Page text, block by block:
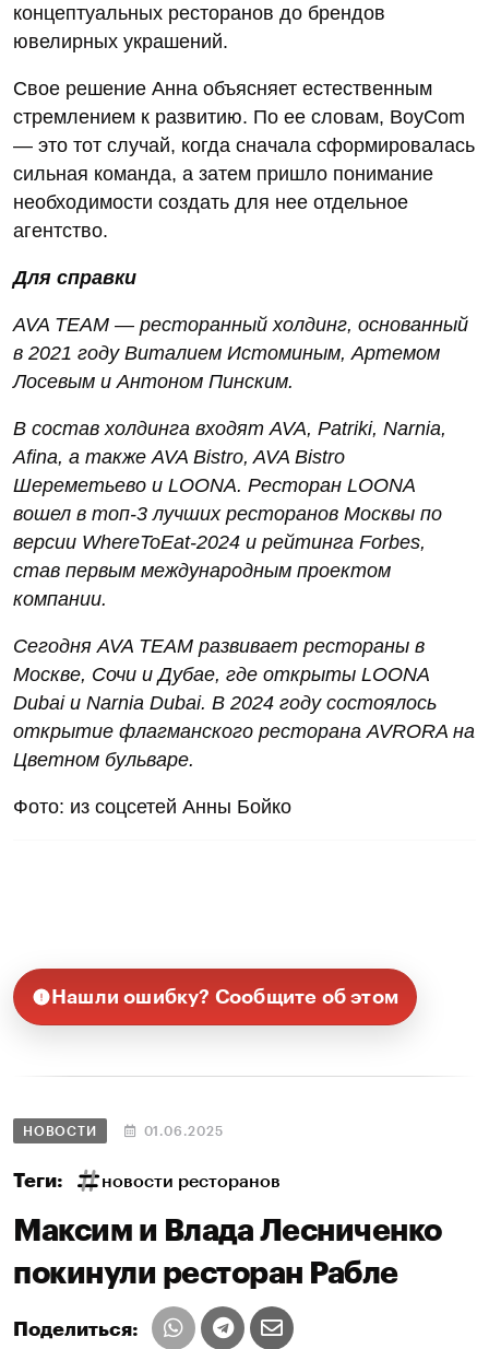
концептуальных ресторанов до брендов
ювелирных украшений.
Свое решение Анна объясняет естественным
стремлением к развитию. По ее словам, BoyCom
— это тот случай, когда сначала сформировалась
сильная команда, а затем пришло понимание
необходимости создать для нее отдельное
агентство.
Для справки
AVA TEAM — ресторанный холдинг, основанный
в 2021 году Виталием Истоминым, Артемом
Лосевым и Антоном Пинским.
В состав холдинга входят AVA, Patriki, Narnia,
Afina, а также AVA Bistro, AVA Bistro
Шереметьево и LOONA. Ресторан LOONA
вошел в топ-3 лучших ресторанов Москвы по
версии WhereToEat-2024 и рейтинга Forbes,
став первым международным проектом
компании.
Сегодня AVA TEAM развивает рестораны в
Москве, Сочи и Дубае, где открыты LOONA
Dubai и Narnia Dubai. В 2024 году состоялось
открытие флагманского ресторана AVRORA на
Цветном бульваре.
Фото: из соцсетей Анны Бойко
Нашли ошибку? Сообщите об этом
НОВОСТИ 01.06.2025
Теги: новости ресторанов
Максим и Влада Лесниченко
покинули ресторан Рабле
Поделиться: